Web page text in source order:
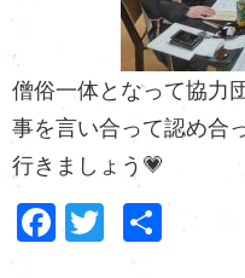
僧俗一体となって協力
事を言い合って認め合
行きましょう💗
Facebook
Twitter